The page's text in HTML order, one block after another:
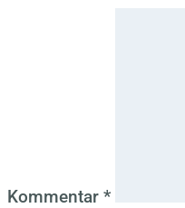
Kommentar *